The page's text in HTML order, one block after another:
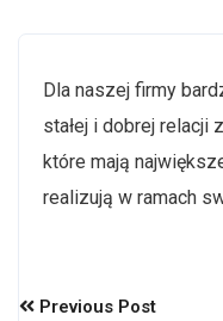
Dla naszej firmy
stałej i dobrej relacji
które mają
realizują w ramach
Previous Post